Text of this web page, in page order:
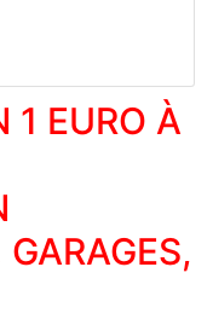
1 EURO À